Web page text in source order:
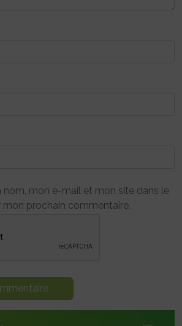
nom, mon e-mail et mon site dans le
mon prochain commentaire.